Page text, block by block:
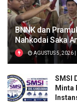
BNNK dan
Nahkodai Saka
AGUSTUS 5, 2026
SMSI
Minta